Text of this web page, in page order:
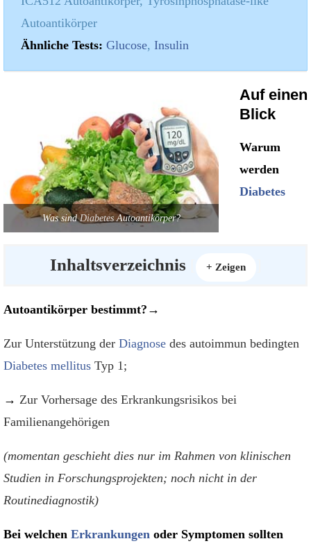
Autoantikörper
Ähnliche Tests: Glucose, Insulin
Was sindDiabetesAutoantikörper?
Auf einen
Blick
Inhaltsverzeichnis + Zeigen
Warum
werden
Diabetes
Autoantikörper bestimmt? →
Zur Unterstützung der Diagnose des autoimmun bedingten
Diabetes mellitus Typ 1;
→ Zur Vorhersage des Erkrankungsrisikos bei
Familienangehörigen
(momentan geschieht dies nur im Rahmen von klinischen
Studien in Forschungsprojekten; noch nicht in der
Routinediagnostik)
Bei welchen Erkrankungen oder Symptomen sollten